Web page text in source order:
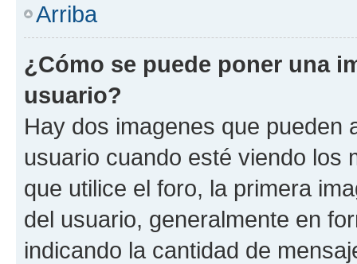
Arriba
¿Cómo se puede poner una
usuario?
Hay dos imagenes que pueden
usuario cuando esté viendo los
que utilice el foro, la primera
del usuario, generalmente en
indicando la cantidad de